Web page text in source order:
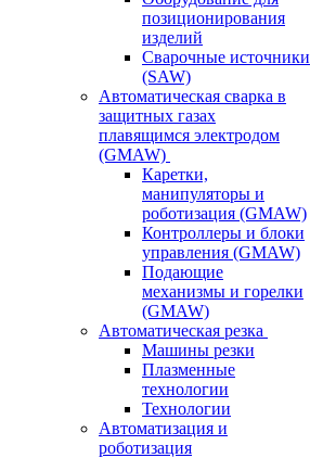
позиционирования
изделий
Сварочные источники
(SAW)
Автоматическая сварка в
защитных газах
плавящимся электродом
(GMAW)
Каретки,
манипуляторы и
роботизация (GMAW)
Контроллеры и блоки
управления (GMAW)
Подающие
механизмы и горелки
(GMAW)
Автоматическая резка
Машины резки
Плазменные
технологии
Технологии
Автоматизация и
роботизация